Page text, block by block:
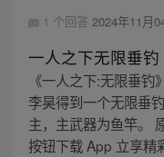
1 个回答 2024年11月
一人之下无限垂钓
《一人之下:无限垂
李昊得到一个无限垂
主，主武器为鱼竿。
按钮下载 App 立享精